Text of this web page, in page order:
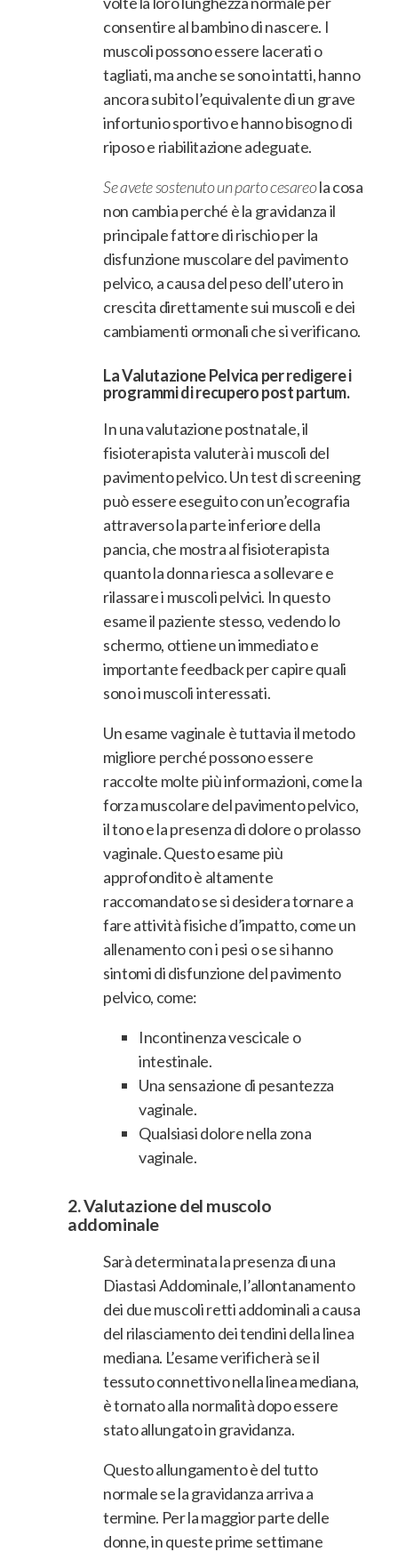
consentire al bambino di nascere. I
muscoli possono essere lacerati o
tagliati, ma anche se sono intatti, hanno
ancora subito l’equivalente di un grave
infortunio sportivo e hanno bisogno di
riposo e riabilitazione adeguate.
Se avete sostenuto un parto cesareola cosa
non cambia perché è la gravidanza il
principale fattore di rischio per la
disfunzione muscolare del pavimento
pelvico, a causa del peso dell’utero in
crescita direttamente sui muscoli e dei
cambiamenti ormonali che si verificano.
La Valutazione Pelvica per redigere i
programmi di recupero post partum.
In una valutazione postnatale, il
fisioterapista valuterà i muscoli del
pavimento pelvico. Un test di screening
può essere eseguito con un’ecografia
attraverso la parte inferiore della
pancia, che mostra al fisioterapista
quanto la donna riesca a sollevare e
rilassare i muscoli pelvici. In questo
esame il paziente stesso, vedendo lo
schermo, ottiene un immediato e
importante feedback per capire quali
sono i muscoli interessati.
Un esame vaginale è tuttavia il metodo
migliore perché possono essere
raccolte molte più informazioni, come la
forza muscolare del pavimento pelvico,
il tono e la presenza di dolore o prolasso
vaginale. Questo esame più
approfondito è altamente
raccomandato se si desidera tornare a
fare attività fisiche d’impatto, come un
allenamento con i pesi o se si hanno
sintomi di disfunzione del pavimento
pelvico, come:
Incontinenza vescicale o
intestinale.
Una sensazione di pesantezza
vaginale.
Qualsiasi dolore nella zona
vaginale.
2.Valutazione del muscolo
addominale
Sarà determinata la presenza di una
Diastasi Addominale, l’allontanamento
dei due muscoli retti addominali a causa
del rilasciamento dei tendini della linea
mediana. L’esame verificherà se il
tessuto connettivo nella linea mediana,
è tornato alla normalità dopo essere
stato allungato in gravidanza.
Questo allungamento è del tutto
normale se la gravidanza arriva a
termine. Per la maggior parte delle
donne, in queste prime settimane